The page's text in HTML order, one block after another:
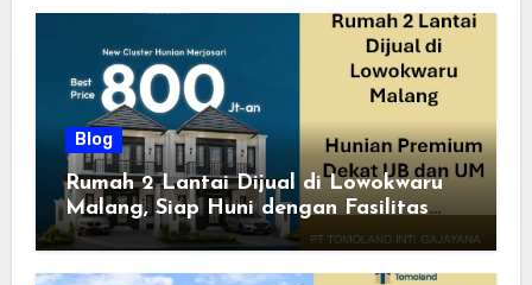
Blog
Rumah 2 Lantai Dijual di Lowokwaru
Malang, Siap Huni dengan Fasilitas
Premium | Graha Agung by Tomoland